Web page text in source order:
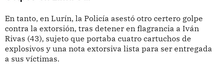
En tanto, en Lurín, la Policía asestó otro certero golpe
contra la extorsión, tras detener en flagrancia a Iván
Rivas (43), sujeto que portaba cuatro cartuchos de
explosivos y una nota extorsiva lista para ser entregada
a sus víctimas.